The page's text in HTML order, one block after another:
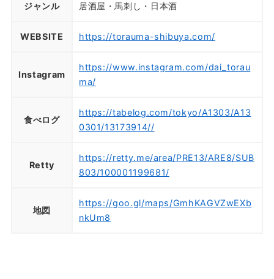
ジャンル 居酒屋・馬刺し・日本酒
WEBSITE https://torauma-shibuya.com/
Instagram
https://www.instagram.com/dai_torau
ma/
食べログ
https://tabelog.com/tokyo/A1303/A13
0301/13173914//
Retty
https://retty.me/area/PRE13/ARE8/SUB
803/100001199681/
地図
https://goo.gl/maps/GmhKAGVZwEXb
nkUm8